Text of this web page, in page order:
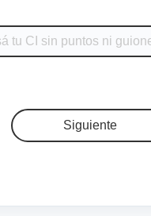
Siguiente